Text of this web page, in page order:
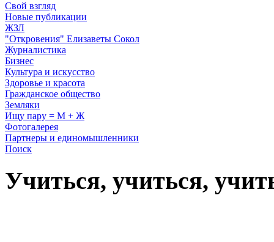
Свой взгляд
Новые публикации
ЖЗЛ
"Откровения" Елизаветы Сокол
Журналистика
Бизнес
Культура и искусство
Здоровье и красота
Гражданское общество
Земляки
Ищу пару = М + Ж
Фотогалерея
Партнеры и единомышленники
Поиск
Учиться, учиться,